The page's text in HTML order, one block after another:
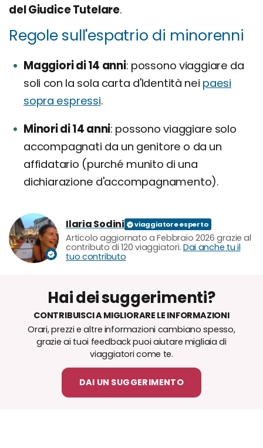
del Giudice Tutelare.
Regole sull'espatrio di minorenni
Maggiori di 14 anni possono viaggiare da
soli con la sola carta d'Identità nei paesi
sopra espressi.
Minori di 14 anni possono viaggiare solo
accompagnati da un genitore o da un
affidatario (purché munito di una
dichiarazione d'accompagnamento).
Ilaria Sodini
Articolo aggiornato a Febbraio 2026 grazie al
contributo di 120 viaggiatori. Dai anche tu il
tuo contributo
Hai dei suggerimenti?
CONTRIBUISCI A MIGLIORARE LE INFORMAZIONI
Orari, prezzi e altre informazioni cambiano spesso,
grazie ai tuoi feedback puoi aiutare migliaia di
viaggiatori come te.
DAI UN SUGGERIMENTO